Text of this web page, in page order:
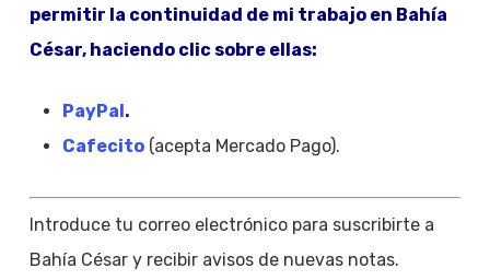
permitir la continuidad de mi trabajo en Bahía
César, haciendo clic sobre ellas:
PayPal.
Cafecito(acepta Mercado Pago).
Introduce tu correo electrónico para suscribirte a
Bahía César y recibir avisos de nuevas notas.